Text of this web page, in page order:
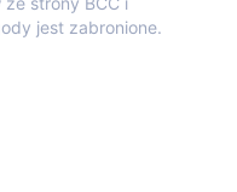
jest zabronione.